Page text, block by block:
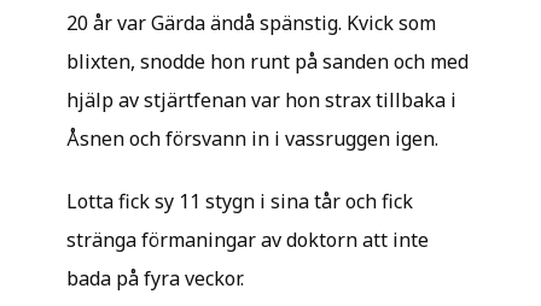
20 år var Gärda ändå spänstig. Kvick som
blixten, snodde hon runt på sanden och med
hjälp av stjärtfenan var hon strax tillbaka i
Åsnen och försvann in i vassruggen igen.
Lotta fick sy 11 stygn i sina tår och fick
stränga förmaningar av doktorn att inte
bada på fyra veckor.